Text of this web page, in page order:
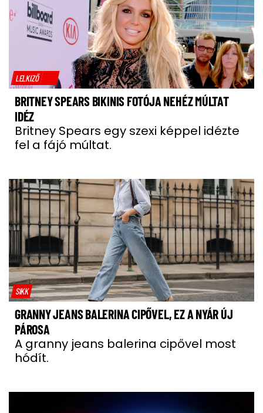
LELKIZŐ
BRITNEY SPEARS BIKINIS FOTÓJA NEHÉZ MÚLTAT
IDÉZ
Britney Spears egy szexi képpel idézte
fel a fájó múltat.
SIKK
GRANNY JEANS BALERINA CIPŐVEL, EZ A NYÁR ÚJ
PÁROSA
A granny jeans balerina cipővel most
hódít.